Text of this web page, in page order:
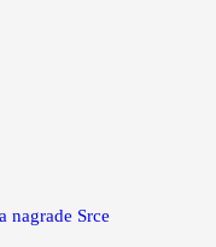
nagrade Srce